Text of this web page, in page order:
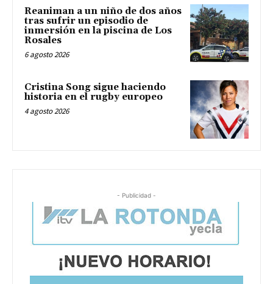
Reaniman a un niño de dos años
tras sufrir un episodio de
inmersión en la piscina de Los
Rosales
6 agosto 2026
Cristina Song sigue haciendo
historia en el rugby europeo
4 agosto 2026
- Publicidad -